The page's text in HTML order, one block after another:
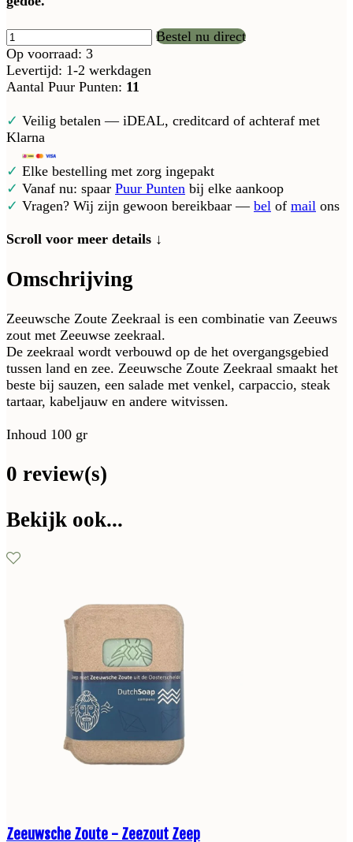
Bestel nu direct
Op voorraad: 3
Levertijd: 1-2 werkdagen
Aantal Puur Punten: 11
✓ Veilig betalen — iDEAL, creditcard of achteraf met
Klarna
✓ Elke bestelling met zorg ingepakt
✓ Vanaf nu: spaar Puur Punten bij elke aankoop
✓ Vragen? Wij zijn gewoon bereikbaar — bel of mail ons
Scroll voor meer details ↓
Omschrijving
Zeeuwsche Zoute Zeekraal is een combinatie van Zeeuws
zout met Zeeuwse zeekraal.
De zeekraal wordt verbouwd op de het overgangsgebied
tussen land en zee. Zeeuwsche Zoute Zeekraal smaakt het
beste bij sauzen, een salade met venkel, carpaccio, steak
tartaar, kabeljauw en andere witvissen.
Inhoud 100 gr
0 review(s)
Bekijk ook...
Zeeuwsche Zoute - Zeezout Zeep